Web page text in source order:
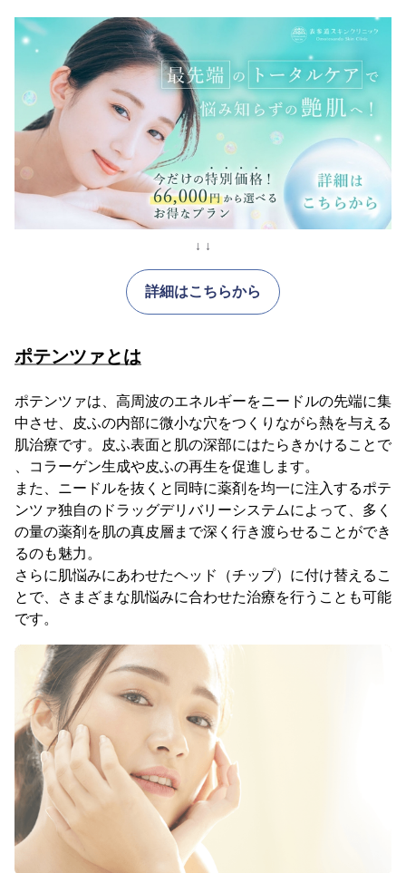
↓ ↓
詳細はこちらから
ポテンツァとは
ポテンツァは、高周波のエネルギーをニードルの先端に集
中させ、皮ふの内部に微小な穴をつくりながら熱を与える
肌治療です。皮ふ表面と肌の深部にはたらきかけることで
、コラーゲン生成や皮ふの再生を促進します。
また、ニードルを抜くと同時に薬剤を均一に注入するポテ
ンツァ独自のドラッグデリバリーシステムによって、多く
の量の薬剤を肌の真皮層まで深く行き渡らせることができ
るのも魅力。
さらに肌悩みにあわせたヘッド（チップ）に付け替えるこ
とで、さまざまな肌悩みに合わせた治療を行うことも可能
です。